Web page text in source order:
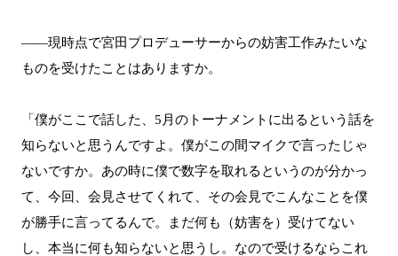
――現時点で宮田プロデューサーからの妨害工作みたいな
ものを受けたことはありますか。
「僕がここで話した、5月のトーナメントに出るという話を
知らないと思うんですよ。僕がこの間マイクで言ったじゃ
ないですか。あの時に僕で数字を取れるというのが分かっ
て、今回、会見させてくれて、その会見でこんなことを僕
が勝手に言ってるんで。まだ何も（妨害を）受けてない
し、本当に何も知らないと思うし。なので受けるならこれ